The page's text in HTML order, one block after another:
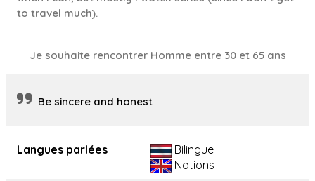
to travel much).
Je souhaite rencontrer Homme entre 30 et 65 ans
Be sincere and honest
Langues parlées
Bilingue
Notions